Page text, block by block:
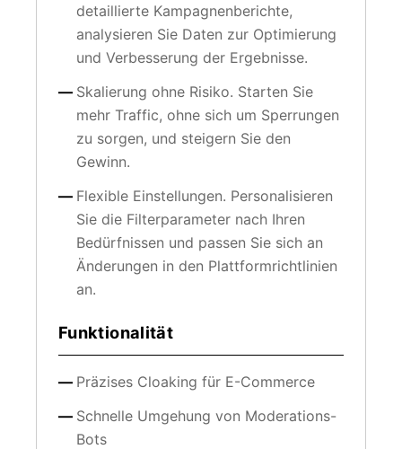
detaillierte Kampagnenberichte,
analysieren Sie Daten zur Optimierung
und Verbesserung der Ergebnisse.
Skalierung ohne Risiko. Starten Sie
mehr Traffic, ohne sich um Sperrungen
zu sorgen, und steigern Sie den
Gewinn.
Flexible Einstellungen. Personalisieren
Sie die Filterparameter nach Ihren
Bedürfnissen und passen Sie sich an
Änderungen in den Plattformrichtlinien
an.
Funktionalität
Präzises Cloaking für E-Commerce
Schnelle Umgehung von Moderations-
Bots